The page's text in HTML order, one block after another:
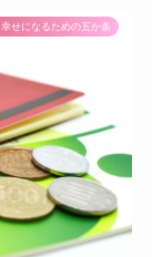
幸せになるための五か条